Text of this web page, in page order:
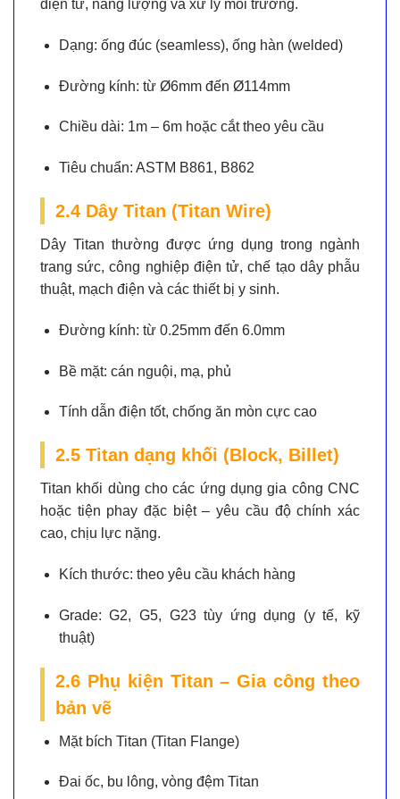
điện tử, năng lượng và xử lý môi trường.
Dạng: ống đúc (seamless), ống hàn (welded)
Đường kính: từ Ø6mm đến Ø114mm
Chiều dài: 1m – 6m hoặc cắt theo yêu cầu
Tiêu chuẩn: ASTM B861, B862
2.4 Dây Titan (Titan Wire)
Dây Titan thường được ứng dụng trong ngành
trang sức, công nghiệp điện tử, chế tạo dây phẫu
thuật, mạch điện và các thiết bị y sinh.
Đường kính: từ 0.25mm đến 6.0mm
Bề mặt: cán nguội, mạ, phủ
Tính dẫn điện tốt, chống ăn mòn cực cao
2.5 Titan dạng khối (Block, Billet)
Titan khối dùng cho các ứng dụng gia công CNC
hoặc tiện phay đặc biệt – yêu cầu độ chính xác
cao, chịu lực nặng.
Kích thước: theo yêu cầu khách hàng
Grade: G2, G5, G23 tùy ứng dụng (y tế, kỹ
thuật)
2.6 Phụ kiện Titan – Gia công theo
bản vẽ
Mặt bích Titan (Titan Flange)
Đai ốc, bu lông, vòng đệm Titan